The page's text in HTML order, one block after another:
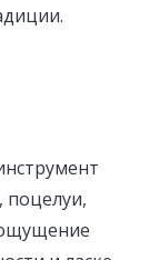
поцелуи,